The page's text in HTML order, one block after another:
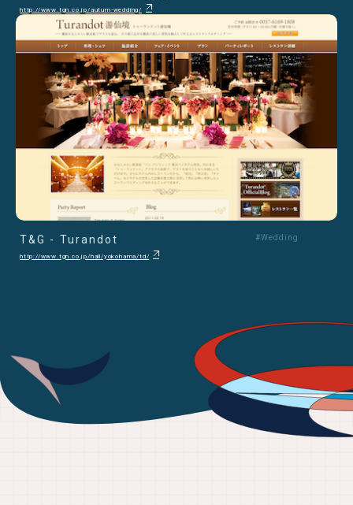
http://www.tgn.co.jp/autum-wedding/
T&G - Turandot
http://www.tgn.co.jp/hall/yokohama/td/
#Wedding